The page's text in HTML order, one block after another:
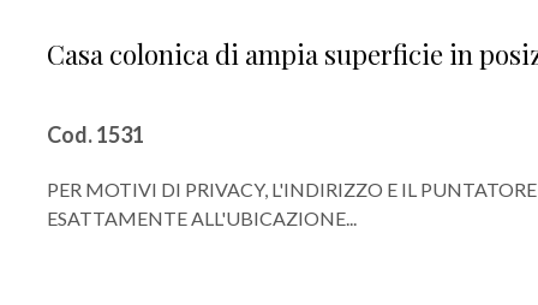
Casa colonica di ampia superficie in
Cod. 1531
PER MOTIVI DI PRIVACY, L'INDIRIZZO E IL
ESATTAMENTE ALL'UBICAZIONE...